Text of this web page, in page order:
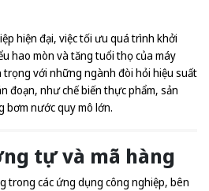
hiện đại, việc tối ưu quá trình khởi
hao mòn và tăng tuổi thọ của máy
trọng với những ngành đòi hỏi hiệu suất
đoạn, như chế biến thực phẩm, sản
bơm nước quy mô lớn.
tự và mã hàng
trong các ứng dụng công nghiệp, bên